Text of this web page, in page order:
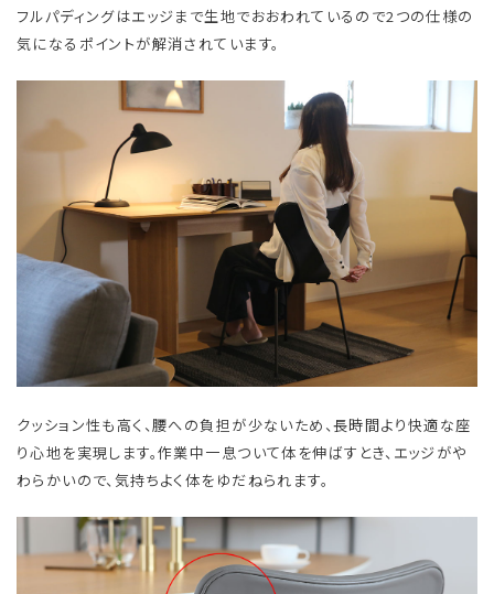
​フルパディングはエッジまで生地でおおわれているので2つの仕様の
気になるポイントが解消されています。
クッション性も高く、腰への負担が少ないため、長時間より快適な座
り心地を実現します。作業中一息ついて体を伸ばすとき、エッジがや
わらかいので、気持ちよく体をゆだねられます。